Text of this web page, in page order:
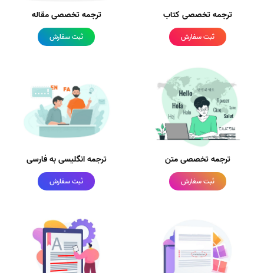
ترجمه تخصصی کتاب
ثبت سفارش
ترجمه تخصصی مقاله
ثبت سفارش
ترجمه تخصصی متن
ثبت سفارش
ترجمه انگلیسی به فارسی
ثبت سفارش